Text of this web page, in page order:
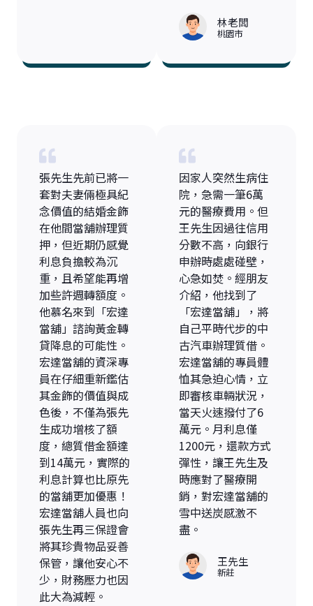
林老闆
桃園市
張先生先前已將一
套對夫妻倆極具紀
念價值的結婚金飾
在他間當舖辦理質
押，但近期仍感覺
利息負擔較為沉
重，且希望能再增
加些許週轉額度。
他慕名來到「宏達
當舖」諮詢黃金轉
貸降息的可能性。
宏達當舖的資深專
員在仔細重新鑑估
其金飾的價值與成
色後，不僅為張先
生成功增核了額
度，總質借金額達
到14萬元，實際的
利息計算也比原先
的當舖更加優惠！
宏達當舖人員也向
張先生再三保證會
將其珍貴物品妥善
保管，讓他安心不
少，財務壓力也因
此大為減輕。
因家人突然生病住
院，急需一筆6萬
元的醫療費用。但
王先生因過往信用
分數不高，向銀行
申辦時處處碰壁，
心急如焚。經朋友
介紹，他找到了
「宏達當舖」，將
自己平時代步的中
古汽車辦理質借。
宏達當舖的專員體
恤其急迫心情，立
即審核車輛狀況，
當天火速撥付了6
萬元。月利息僅
1200元，還款方式
彈性，讓王先生及
時應對了醫療開
銷，對宏達當舖的
雪中送炭感激不
盡。
王先生
新莊